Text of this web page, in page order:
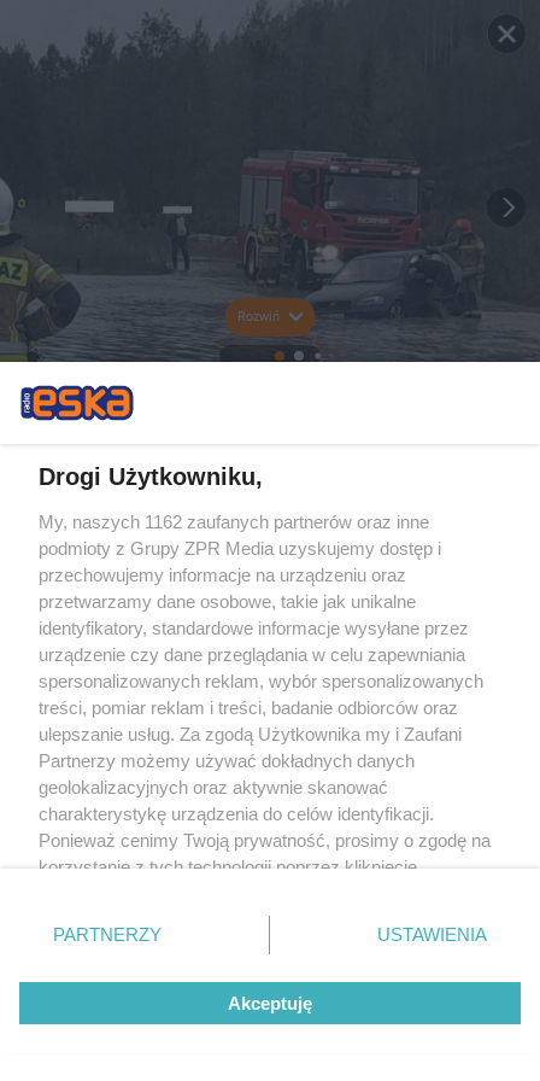
Rozwiń
Drogi Użytkowniku,
My, naszych 1162 zaufanych partnerów oraz inne
podmioty z Grupy ZPR Media uzyskujemy dostęp i
przechowujemy informacje na urządzeniu oraz
przetwarzamy dane osobowe, takie jak unikalne
identyfikatory, standardowe informacje wysyłane przez
urządzenie czy dane przeglądania w celu zapewniania
spersonalizowanych reklam, wybór spersonalizowanych
treści, pomiar reklam i treści, badanie odbiorców oraz
ulepszanie usług. Za zgodą Użytkownika my i Zaufani
Partnerzy możemy używać dokładnych danych
geolokalizacyjnych oraz aktywnie skanować
charakterystykę urządzenia do celów identyfikacji.
Ponieważ cenimy Twoją prywatność, prosimy o zgodę na
korzystanie z tych technologii poprzez kliknięcie
zmienić/wycofać klikając przycisk ustawień prywatności
znajdujący się w lewym dolnym rogu strony
rodzaje przetwarzania danych nie wymagają zgody
użytkownika, ale masz prawo sprzeciwić się takiemu
przetwarzaniu. Preferencje będą miały zastosowanie tylko
PARTNERZY USTAWIENIA
Akceptuję